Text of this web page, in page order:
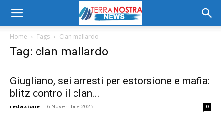
Home Tags Clan mallardo
Tag: clan mallardo
Giugliano, sei arresti per estorsione e mafia:
blitz contro il clan...
redazione - 6 Novembre 2025 0